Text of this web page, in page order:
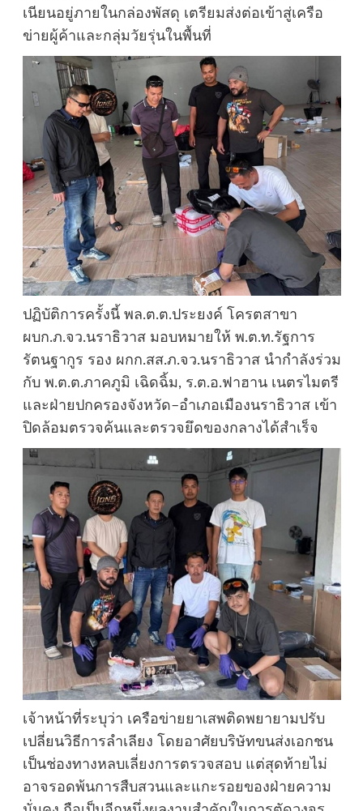
เนียนอยู่ภายในกล่องพัสดุ เตรียมส่งต่อเข้าสู่เครือ
ข่ายผู้ค้าและกลุ่มวัยรุ่นในพื้นที่
ปฏิบัติการครั้งนี้ พล.ต.ต.ประยงค์ โครตสาขา
ผบก.ภ.จว.นราธิวาส มอบหมายให้ พ.ต.ท.รัฐการ
รัตนฐากูร รอง ผกก.สส.ภ.จว.นราธิวาส นำกำลังร่วม
กับ พ.ต.ต.ภาคภูมิ เฉิดฉิ้ม, ร.ต.อ.ฟาฮาน เนตรไมตรี
และฝ่ายปกครองจังหวัด–อำเภอเมืองนราธิวาส เข้า
ปิดล้อมตรวจค้นและตรวจยึดของกลางได้สำเร็จ
เจ้าหน้าที่ระบุว่า เครือข่ายยาเสพติดพยายามปรับ
เปลี่ยนวิธีการลำเลียง โดยอาศัยบริษัทขนส่งเอกชน
เป็นช่องทางหลบเลี่ยงการตรวจสอบ แต่สุดท้ายไม่
อาจรอดพ้นการสืบสวนและแกะรอยของฝ่ายความ